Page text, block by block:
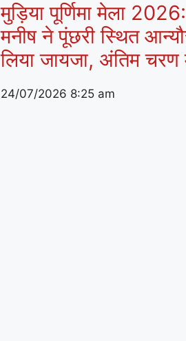
मुड़िया पूर्णिमा मेला
मनीष ने पूंछरी स्थित
लिया जायजा, अंतिम चरण
24/07/2026 8:25 am